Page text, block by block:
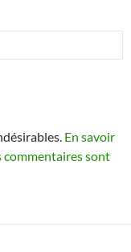
En savoir
commentaires sont